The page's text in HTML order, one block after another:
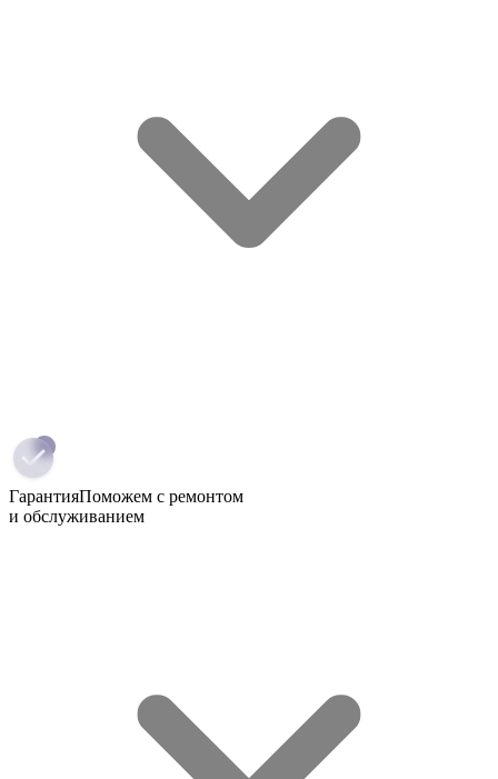
ГарантияПоможем с ремонтом
и обслуживанием